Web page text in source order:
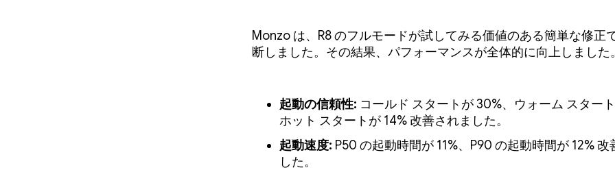
Monzo は、R8 のフルモードが試してみる価値のある簡単な修正
断しました。その結果、パフォーマンスが全体的に向上しました。
起動の信頼性: コールド スタートが 30%、ウォーム スタート
ホット スタートが 14% 改善されました。
起動速度: P50 の起動時間が 11%、P90 の起動時間が 12% 改
した。